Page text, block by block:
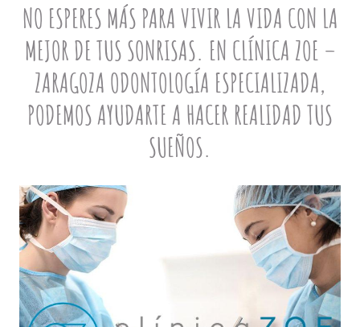
NO ESPERES MÁS PARA VIVIR LA VIDA CON LA
MEJOR DE TUS SONRISAS. EN CLÍNICA ZOE –
ZARAGOZA ODONTOLOGÍA ESPECIALIZADA,
PODEMOS AYUDARTE A HACER REALIDAD TUS
SUEÑOS.